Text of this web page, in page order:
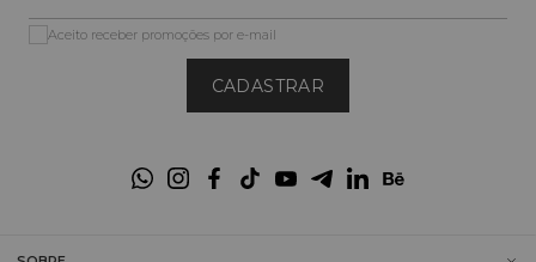
CADASTRAR
Aceito receber promoções por e-mail